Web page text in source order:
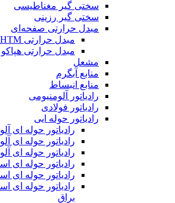
سختی گیر مغناطیسی
سختی گیر رزینی
مبدل حرارتی صفحه‌ای
مبدل حرارتی HTM‎
مبدل حرارتی هپاکو
مشعل
منابع آبگرم
منابع انبساط
رادیاتور آلومنیومی
رادیاتور فولادی
رادیاتور حوله ایی
رادیاتور حوله ای
رادیاتور حوله ای
رادیاتور حوله ای
رادیاتور حوله ای
رادیاتور حوله ای
براق